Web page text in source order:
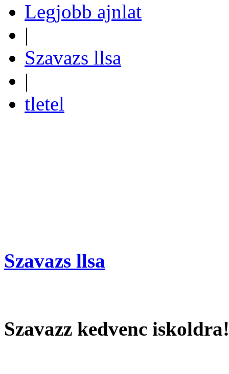
Legjobb ajnlat
|
Szavazs llsa
|
tletel
Szavazs llsa
Szavazz kedvenc iskoldra!